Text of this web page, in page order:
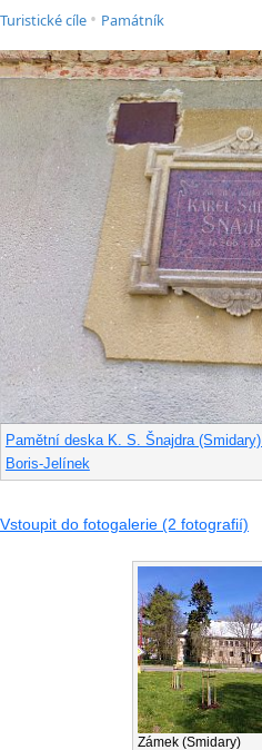
Turistické cíle • Památník
Pamětní deska K. S. Šnajdra (Smidary)
Boris-Jelínek
Vstoupit do fotogalerie (2 fotografií)
Zámek (Smidary)